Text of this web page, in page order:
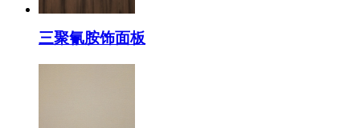
三聚氰胺饰面板